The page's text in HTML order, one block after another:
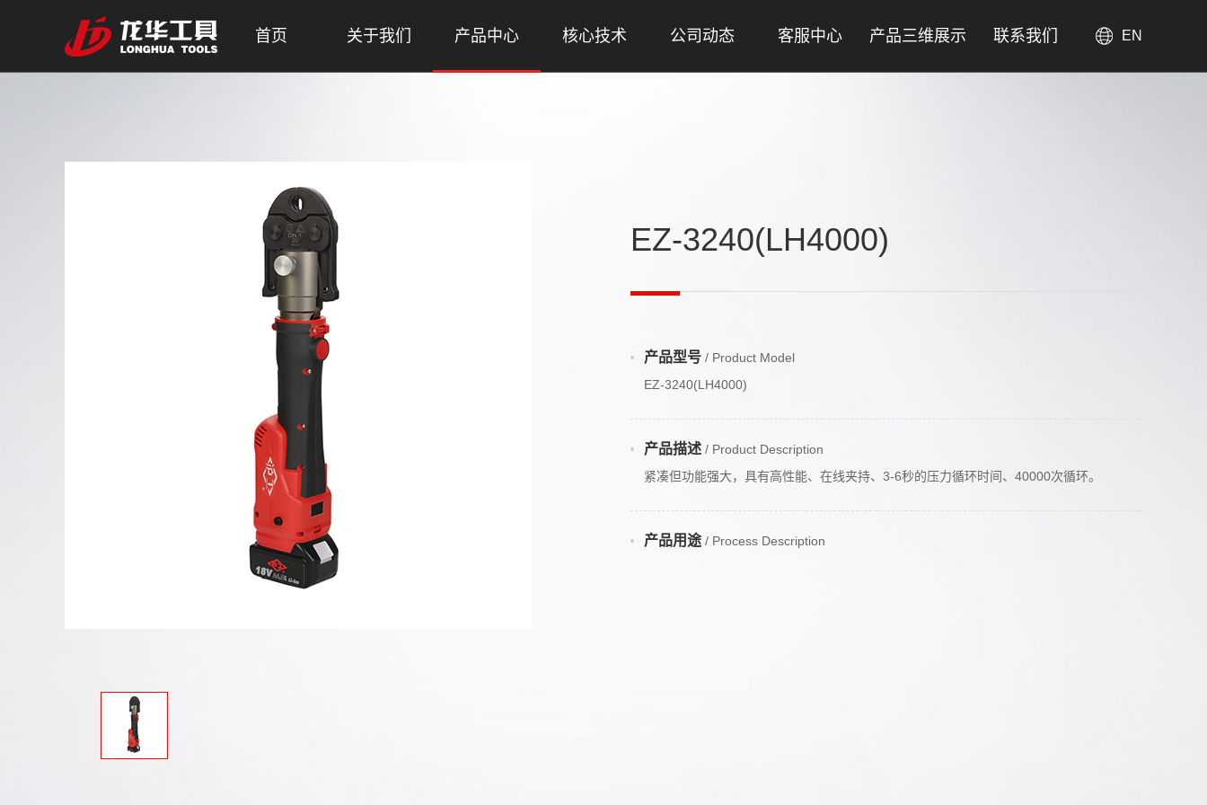
首页 关于我们 产品中心 核心技术 公司动态 客服中心 产品三维展示 联系我们 EN
EZ-3240(LH4000)
产品型号 / Product Model
EZ-3240(LH4000)
产品描述 / Product Description
紧凑但功能强大，具有高性能、在线夹持、3-6秒的压力循环时间、40000次循环。
产品用途/ Process Description